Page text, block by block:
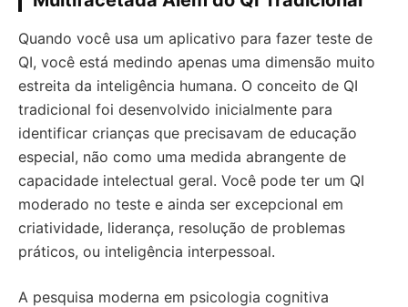
Quando você usa um aplicativo para fazer teste de
QI, você está medindo apenas uma dimensão muito
estreita da inteligência humana. O conceito de QI
tradicional foi desenvolvido inicialmente para
identificar crianças que precisavam de educação
especial, não como uma medida abrangente de
capacidade intelectual geral. Você pode ter um QI
moderado no teste e ainda ser excepcional em
criatividade, liderança, resolução de problemas
práticos, ou inteligência interpessoal.
A pesquisa moderna em psicologia cognitiva